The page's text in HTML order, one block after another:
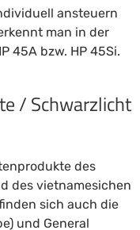
ansteuern
man in der
45A bzw. HP 45Si.
/ Schwarzlicht
des
des vietnamesichen
sich auch die
und General